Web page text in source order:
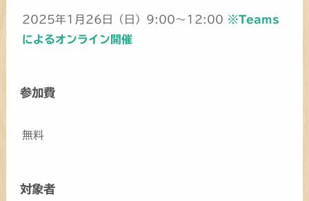
2025年1月26日（日）9:00～12:00 ※Teams
によるオンライン開催
参加費
無料
対象者